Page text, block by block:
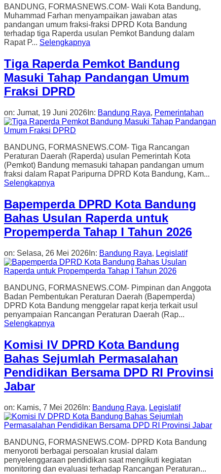
BANDUNG, FORMASNEWS.COM- Wali Kota Bandung,
Muhammad Farhan menyampaikan jawaban atas
pandangan umum fraksi-fraksi DPRD Kota Bandung
terhadap tiga Raperda usulan Pemkot Bandung dalam
Rapat P... Selengkapnya
Tiga Raperda Pemkot Bandung
Masuki Tahap Pandangan Umum
Fraksi DPRD
on: Jumat, 19 Juni 2026 In: Bandung Raya, Pemerintahan
BANDUNG, FORMASNEWS.COM- Tiga Rancangan
Peraturan Daerah (Raperda) usulan Pemerintah Kota
(Pemkot) Bandung memasuki tahapan pandangan umum
fraksi dalam Rapat Paripurna DPRD Kota Bandung, Kam...
Selengkapnya
Bapemperda DPRD Kota Bandung
Bahas Usulan Raperda untuk
Propemperda Tahap I Tahun 2026
on: Selasa, 26 Mei 2026 In: Bandung Raya, Legislatif
BANDUNG, FORMASNEWS.COM- Pimpinan dan Anggota
Badan Pembentukan Peraturan Daerah (Bapemperda)
DPRD Kota Bandung menggelar rapat kerja terkait usul
penyampaian Rancangan Peraturan Daerah (Rap...
Selengkapnya
Komisi IV DPRD Kota Bandung
Bahas Sejumlah Permasalahan
Pendidikan Bersama DPD RI Provinsi
Jabar
on: Kamis, 7 Mei 2026 In: Bandung Raya, Legislatif
BANDUNG, FORMASNEWS.COM- DPRD Kota Bandung
menyoroti berbagai persoalan krusial dalam
penyelenggaraan pendidikan saat mengikuti kegiatan
monitoring dan evaluasi terhadap Rancangan Peraturan...